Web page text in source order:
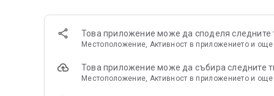
Любовните песни могат да се
половинката си, ще получавате любов. Времето лети, така че изтеглете
звънене безплатно и нека всеки ден е романтичен
Използвайте романтични песни, за да изразите
успешно партньора си с романтична
Това приложение може да споделя следните
Местоположение, Активност в приложението и още
Това приложение може да събира следните
Местоположение, Активност в приложението и още